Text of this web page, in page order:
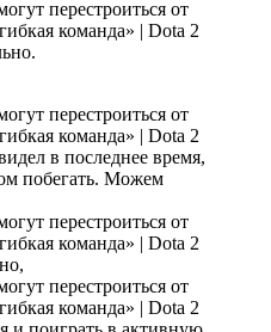
в последнее время,
побегать. Можем